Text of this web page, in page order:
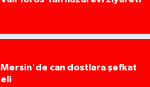
Mersin'de can dostlara şefkat
eli